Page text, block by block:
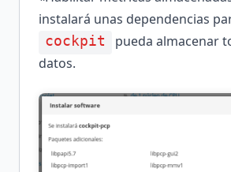
instalará unas dependencias
cockpit
pueda almacenar
datos.